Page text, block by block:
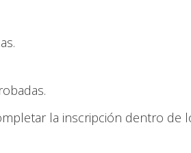
la inscripción dentro de